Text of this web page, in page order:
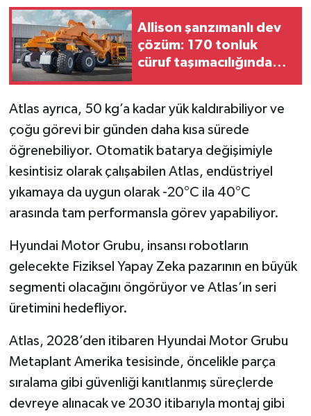
Allison şanzımanlı dev
çözüm: 170 tonluk
cüruf taşımacılığında
Atlas ayrıca, 50 kg’a kadar yük kaldırabiliyor ve
çoğu görevi bir günden daha kısa sürede
öğrenebiliyor. Otomatik batarya değişimiyle
kesintisiz olarak çalışabilen Atlas, endüstriyel
yıkamaya da uygun olarak -20°C ila 40°C
arasında tam performansla görev yapabiliyor.
Hyundai Motor Grubu, insansı robotların
gelecekte Fiziksel Yapay Zeka pazarının en büyük
segmenti olacağını öngörüyor ve Atlas’ın seri
üretimini hedefliyor.
Atlas, 2028’den itibaren Hyundai Motor Grubu
Metaplant Amerika tesisinde, öncelikle parça
sıralama gibi güvenliği kanıtlanmış süreçlerde
devreye alınacak ve 2030 itibarıyla montaj gibi